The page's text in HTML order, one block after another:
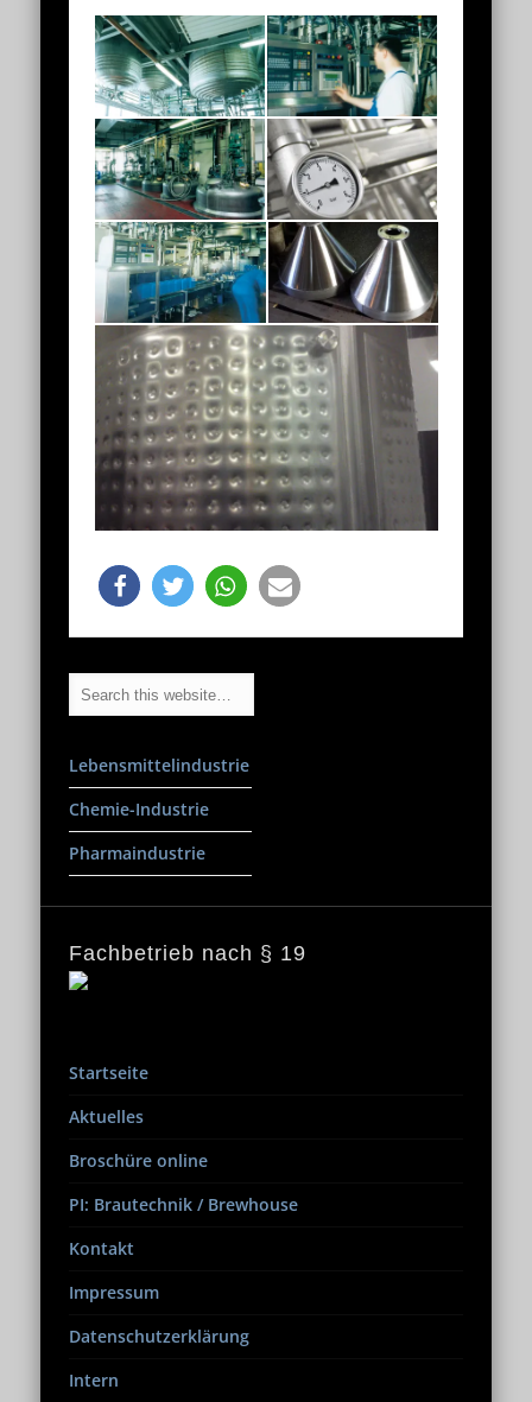
Lebensmittelindustrie
Chemie-Industrie
Pharmaindustrie
Fachbetrieb nach § 19
Startseite
Aktuelles
Broschüre online
PI: Brautechnik / Brewhouse
Kontakt
Impressum
Datenschutzerklärung
Intern